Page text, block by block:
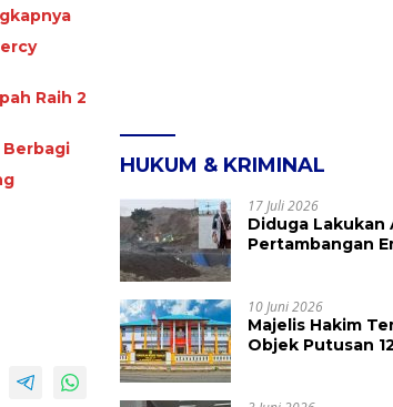
Raih 2
Berbagi
HUKUM & KRIMINAL
17 Juli 2026
Diduga Lakukan
Pertambangan
Tangkap Vinni
10 Juni 2026
Majelis Hakim
Objek Putusan